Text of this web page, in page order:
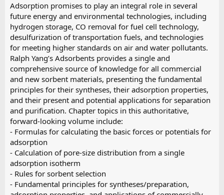
Adsorption promises to play an integral role in several
future energy and environmental technologies, including
hydrogen storage, CO removal for fuel cell technology,
desulfurization of transportation fuels, and technologies
for meeting higher standards on air and water pollutants.
Ralph Yang’s Adsorbents provides a single and
comprehensive source of knowledge for all commercial
and new sorbent materials, presenting the fundamental
principles for their syntheses, their adsorption properties,
and their present and potential applications for separation
and purification. Chapter topics in this authoritative,
forward-looking volume include:
- Formulas for calculating the basic forces or potentials for
adsorption
- Calculation of pore-size distribution from a single
adsorption isotherm
- Rules for sorbent selection
- Fundamental principles for syntheses/preparation,